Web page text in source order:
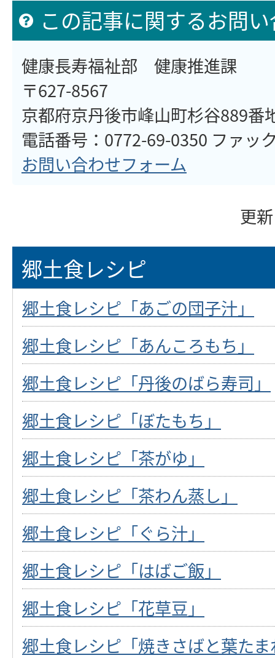
この記事に関するお問
健康長寿福祉部 健康推進課
〒627-8567
京都府京丹後市峰山町杉谷889番
電話番号：0772-69-0350 ファッ
お問い合わせフォーム
更
郷土食レシピ
郷土食レシピ「あごの団子汁」
郷土食レシピ「あんころもち」
郷土食レシピ「丹後のばら寿司」
郷土食レシピ「ぼたもち」
郷土食レシピ「茶がゆ」
郷土食レシピ「茶わん蒸し」
郷土食レシピ「ぐら汁」
郷土食レシピ「はばご飯」
郷土食レシピ「花草豆」
郷土食レシピ「焼きさばと葉た